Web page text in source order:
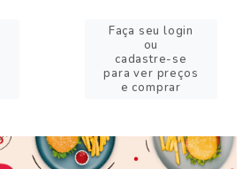
Faça seu login
ou
cadastre-se
para ver preços
e comprar